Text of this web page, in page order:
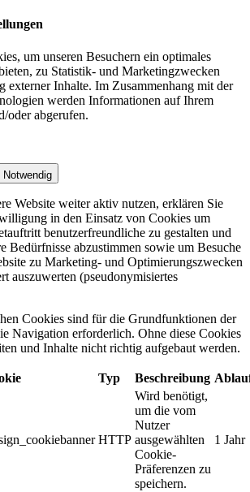
um unseren Besuchern ein optimales
zu Statistik- und Marketingzwecken
externer Inhalte. Im Zusammenhang mit der
werden Informationen auf Ihrem
oder abgerufen.
Notwendig
Website weiter aktiv nutzen, erklären Sie
in den Einsatz von Cookies um
benutzerfreundliche zu gestalten und
Bedürfnisse abzustimmen sowie um Besuche
zu Marketing- und Optimierungszwecken
auszuwerten (pseudonymisiertes
Cookies sind für die Grundfunktionen der
Navigation erforderlich. Ohne diese Cookies
und Inhalte nicht richtig aufgebaut werden.
Typ Beschreibung
HTTP
Wird benötigt,
um die vom
Nutzer
ausgewählten
Cookie-
Präferenzen zu
speichern.
1 Jahr